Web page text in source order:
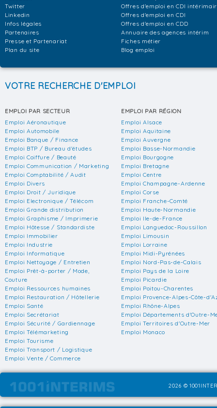
Twitter
Linkedin
Infos légales
Partenaires
Presse et Partenariat
Plan du site
Offres d'emploi en CDI
Offres d'emploi en CDI
Offres d'emploi en CDD
Annuaire des agences intérim
Fiches métier
Blog emploi
VOTRE RECHERCHE D'EMPLOI
EMPLOI PAR SECTEUR
Emploi Aéronautique
Emploi Automobile
Emploi Banque / Finance
Emploi BTP / Bureau d'études
Emploi Coiffure / Beauté
Emploi Communication / Marketing
Emploi Comptabilité / Audit
Emploi Divers
Emploi Droit / Juridique
Emploi Electronique / Télécom
Emploi Grande distribution
Emploi Graphisme / Imprimerie
Emploi Hôtesse / Standardiste
Emploi Immobilier
Emploi Industrie
Emploi Informatique
Emploi Nettoyage / Entretien
Emploi Prêt-à-porter / Mode,
Couture
Emploi Ressources humaines
Emploi Restauration / Hôtellerie
Emploi Santé
Emploi Secrétariat
Emploi Sécurité / Gardiennage
Emploi Télémarketing
Emploi Tourisme
Emploi Transport / Logistique
Emploi Vente / Commerce
EMPLOI PAR RÉGION
Emploi Alsace
Emploi Aquitaine
Emploi Auvergne
Emploi Basse-Normandie
Emploi Bourgogne
Emploi Bretagne
Emploi Centre
Emploi Champagne-Ardenne
Emploi Corse
Emploi Franche-Comté
Emploi Haute-Normandie
Emploi Ile-de-France
Emploi Languedoc-Roussillon
Emploi Limousin
Emploi Lorraine
Emploi Midi-Pyrénées
Emploi Nord-Pas-de-Calais
Emploi Pays de la Loire
Emploi Picardie
Emploi Poitou-Charentes
Emploi Provence-Alpes-Côte-
Emploi Rhône-Alpes
Emploi Départements d'Outre-
Emploi Territoires d'Outre-Mer
Emploi Monaco
2026 ©